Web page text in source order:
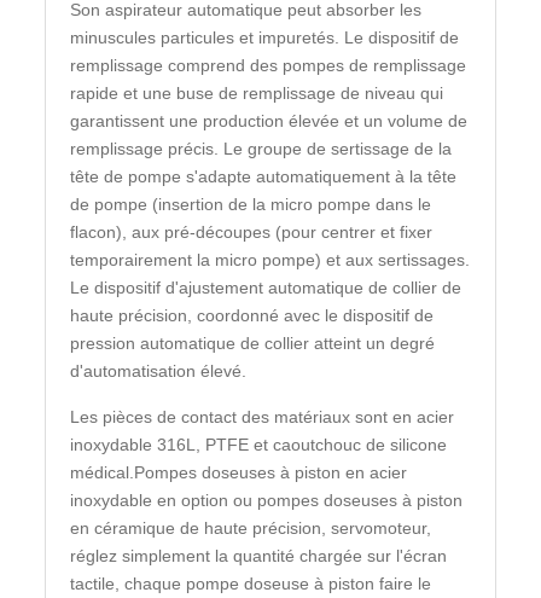
Son aspirateur automatique peut absorber les
minuscules particules et impuretés. Le dispositif de
remplissage comprend des pompes de remplissage
rapide et une buse de remplissage de niveau qui
garantissent une production élevée et un volume de
remplissage précis. Le groupe de sertissage de la
tête de pompe s'adapte automatiquement à la tête
de pompe (insertion de la micro pompe dans le
flacon), aux pré-découpes (pour centrer et fixer
temporairement la micro pompe) et aux sertissages.
Le dispositif d'ajustement automatique de collier de
haute précision, coordonné avec le dispositif de
pression automatique de collier atteint un degré
d'automatisation élevé.
Les pièces de contact des matériaux sont en acier
inoxydable 316L, PTFE et caoutchouc de silicone
médical.Pompes doseuses à piston en acier
inoxydable en option ou pompes doseuses à piston
en céramique de haute précision, servomoteur,
réglez simplement la quantité chargée sur l'écran
tactile, chaque pompe doseuse à piston faire le